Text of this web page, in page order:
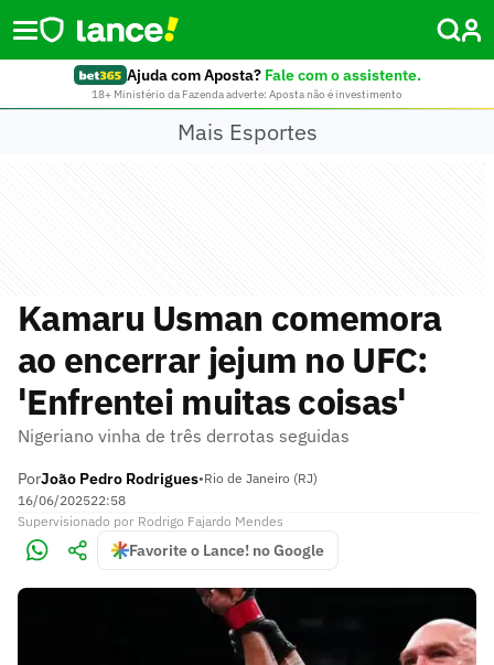
Ajuda com Aposta? Fale com o assistente.
18+ Ministério da Fazenda adverte: Aposta não é investimento
Mais Esportes
Kamaru Usman comemora
ao encerrar jejum no UFC:
'Enfrentei muitas coisas'
Nigeriano vinha de três derrotas seguidas
PorJoão Pedro Rodrigues•Rio de Janeiro (RJ)
16/06/202522:58
Supervisionado por Rodrigo Fajardo Mendes
Favorite o Lance! no Google